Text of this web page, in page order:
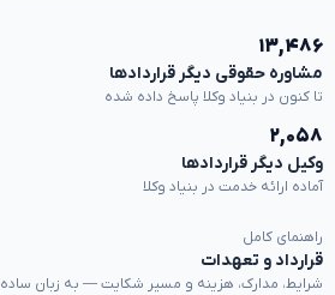
۱۳,۴۸۶
مشاوره حقوقی دیگر قراردادها
تا کنون در بنیاد وکلا پاسخ داده شده
۲,۰۵۸
وکیل دیگر قراردادها
آماده ارائه خدمت در بنیاد وکلا
راهنمای کامل
قرارداد و تعهدات
شرایط، مدارک، هزینه و مسیر شکایت — به زبان ساده